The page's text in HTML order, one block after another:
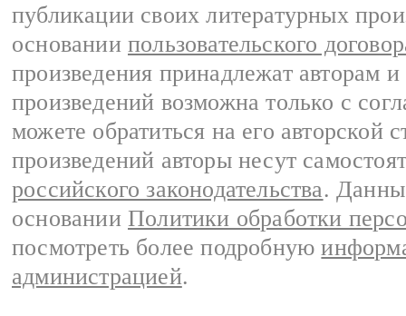
публикации своих литературных
основании пользовательского
произведения принадлежат авторам
произведений возможна только с
можете обратиться на его авторской
произведений авторы несут
российского законодательства.
основании Политики обработки
посмотреть более подробную
администрацией.